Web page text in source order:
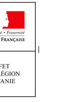
|